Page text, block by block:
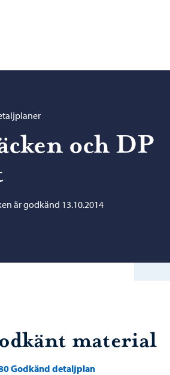
och DP
är godkänd 13.10.2014
material
Godkänd detaljplan